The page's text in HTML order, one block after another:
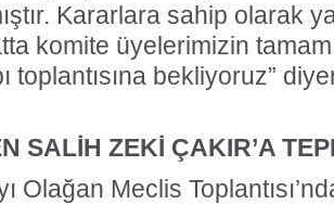
Kararlara sahip olarak
komite üyelerimizin
toplantısına bekliyoruz”
SALİH ZEKİ ÇAKIR’A
Olağan Meclis